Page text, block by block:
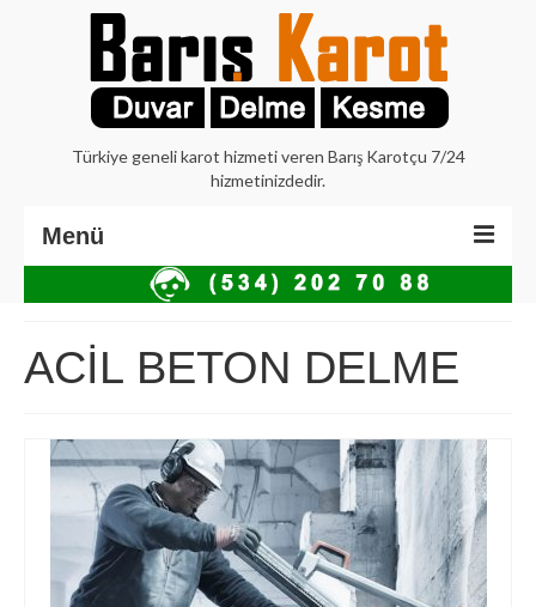
Türkiye geneli karot hizmeti veren Barış Karotçu 7/24
hizmetinizdedir.
Menü
Anasayfa
Hakkımızda
Beton Delme Karot
Elmaslı Kesme Karot
Hizmetlerimiz
Blog
ACİL BETON DELME